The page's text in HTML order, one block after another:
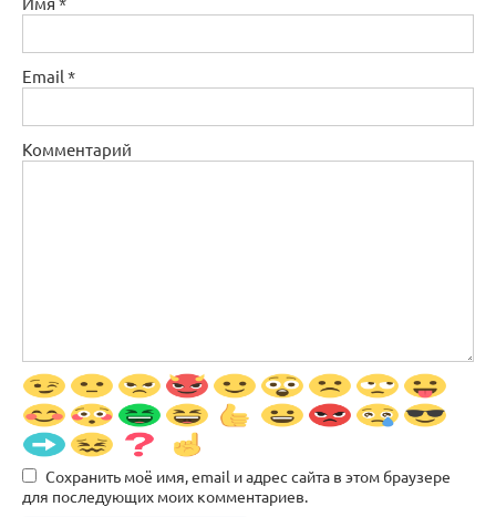
Email *
Комментарий
Сохранить моё имя, email и адрес сайта в этом браузере
для последующих моих комментариев.